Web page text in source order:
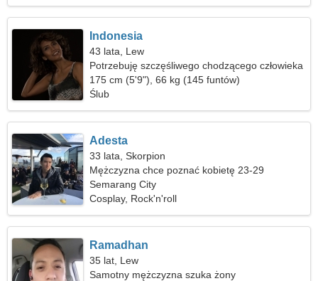
Indonesia
43 lata, Lew
Potrzebuję szczęśliwego chodzącego człowieka
175 cm (5'9"), 66 kg (145 funtów)
Ślub
Adesta
33 lata, Skorpion
Mężczyzna chce poznać kobietę 23-29
Semarang City
Cosplay, Rock'n'roll
Ramadhan
35 lat, Lew
Samotny mężczyzna szuka żony